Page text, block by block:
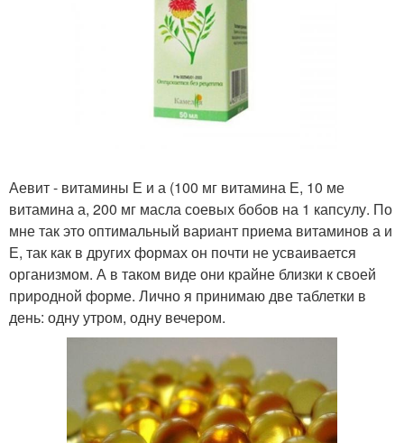
Аевит - витамины Е и а (100 мг витамина Е, 10 ме
витамина а, 200 мг масла соевых бобов на 1 капсулу. По
мне так это оптимальный вариант приема витаминов а и
Е, так как в других формах он почти не усваивается
организмом. А в таком виде они крайне близки к своей
природной форме. Лично я принимаю две таблетки в
день: одну утром, одну вечером.